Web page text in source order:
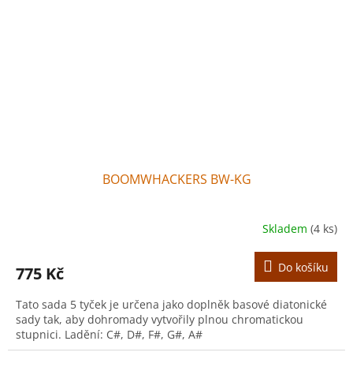
BOOMWHACKERS BW-KG
Skladem (4 ks)
775 Kč Do košíku
Tato sada 5 tyček je určena jako doplněk basové diatonické
sady tak, aby dohromady vytvořily plnou chromatickou
stupnici. Ladění: C#, D#, F#, G#, A#